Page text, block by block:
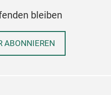
bleiben
ABONNIEREN